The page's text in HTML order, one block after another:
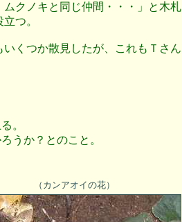
ムクノキと同じ仲間・・・」と木札
つ。
いくつか散見したが、これもＴさん
。
うか？とのこと。
（カンアオイの花）